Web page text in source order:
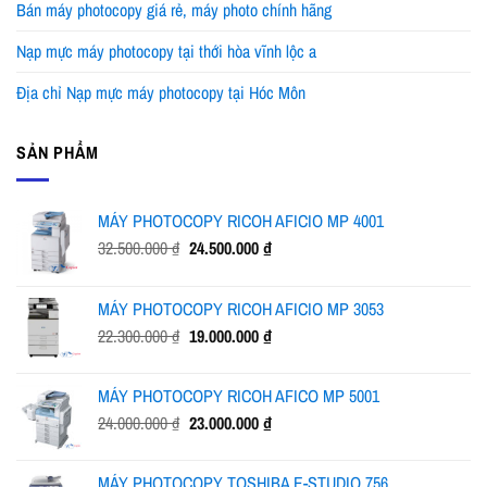
Bán máy photocopy giá rẻ, máy photo chính hãng
Nạp mực máy photocopy tại thới hòa vĩnh lộc a
Địa chỉ Nạp mực máy photocopy tại Hóc Môn
SẢN PHẨM
MÁY PHOTOCOPY RICOH AFICIO MP 4001
32.500.000₫ Giá
32.500.000 ₫.
24.500.000₫Giá
là:
24.500.000 ₫.
MÁY PHOTOCOPY RICOH AFICIO MP 3053
22.300.000₫ Giá
22.300.000 ₫.
19.000.000₫Giá
là:
19.000.000 ₫.
MÁY PHOTOCOPY RICOH AFICO MP 5001
24.000.000₫ Giá
23.000.000₫Giá
MÁY PHOTOCOPY TOSHIBA E-STUDIO 756